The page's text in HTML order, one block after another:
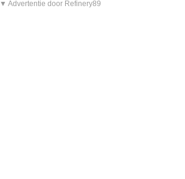
▼ Advertentie door Refinery89